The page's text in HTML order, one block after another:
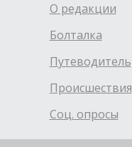
О редакции
Болталка
Путеводитель
Происшествия
Соц. опросы